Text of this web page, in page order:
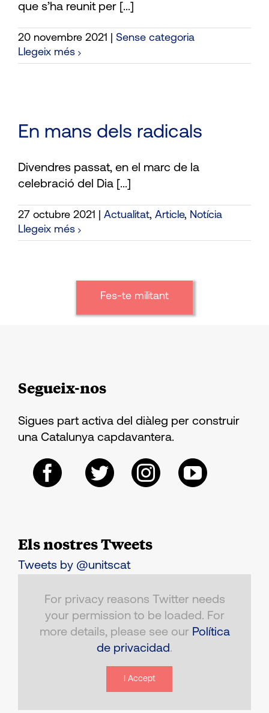
que s’ha reunit per [...]
20 novembre 2021
Sense categoria
Llegeix més
En mans dels radicals
Divendres passat, en el marc de la
celebració del Dia [...]
27 octubre 2021 Actualitat, Article, Notícia
Llegeix més
Fes-te militant
Segueix-nos
Sigues part activa del diàleg per construir
una Catalunya capdavantera.
Els nostres Tweets
Tweets by @unitscat
For privacy reasons Twitter needs
your permission to be loaded. For
more details, please see our Política
de privacidad.
I Accept